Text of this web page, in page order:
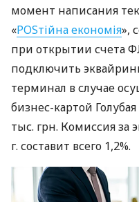
момент написания
«POSтійна економія»,
при открытии счета
подключить
терминал в случае
бизнес-картой
тыс. грн. Комиссия за
г. составит всего 1,2%.